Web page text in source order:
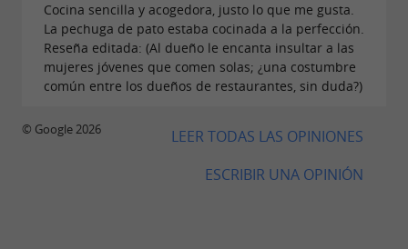
Cocina sencilla y acogedora, justo lo que me gusta.
La pechuga de pato estaba cocinada a la perfección.
Reseña editada: (Al dueño le encanta insultar a las
mujeres jóvenes que comen solas; ¿una costumbre
común entre los dueños de restaurantes, sin duda?)
LEER TODAS LAS OPINIONES
ESCRIBIR UNA OPINIÓN
© Google 2026